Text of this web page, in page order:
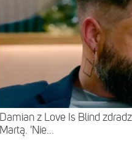
Damian z Love Is Blind
Martą. 'Nie...